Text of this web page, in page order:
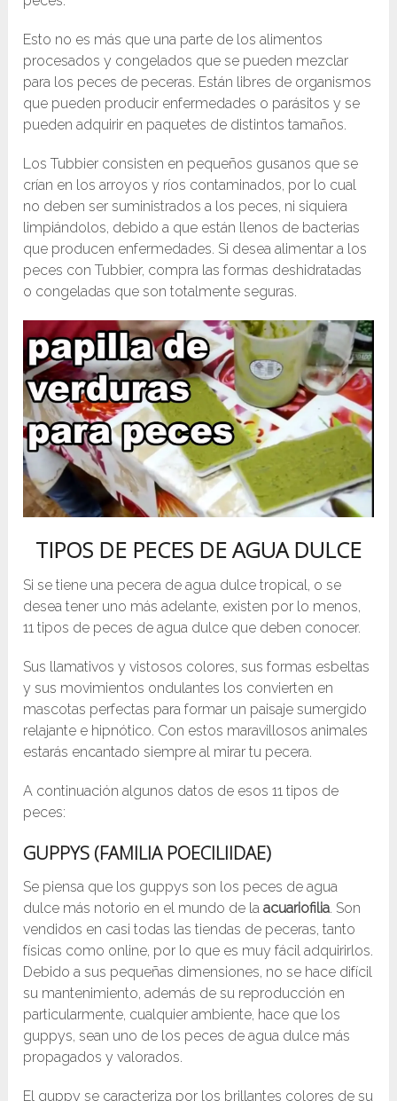
Esto no es más que una parte de los alimentos
procesados y congelados que se pueden mezclar
para los peces de peceras. Están libres de organismos
que pueden producir enfermedades o parásitos y se
pueden adquirir en paquetes de distintos tamaños.
Los Tubbier consisten en pequeños gusanos que se
crían en los arroyos y ríos contaminados, por lo cual
no deben ser suministrados a los peces, ni siquiera
limpiándolos, debido a que están llenos de bacterias
que producen enfermedades. Si desea alimentar a los
peces con Tubbier, compra las formas deshidratadas
o congeladas que son totalmente seguras.
TIPOS DE PECES DE AGUA DULCE
Si se tiene una pecera de agua dulce tropical, o se
desea tener uno más adelante, existen por lo menos,
11 tipos de peces de agua dulce que deben conocer.
Sus llamativos y vistosos colores, sus formas esbeltas
y sus movimientos ondulantes los convierten en
mascotas perfectas para formar un paisaje sumergido
relajante e hipnótico. Con estos maravillosos animales
estarás encantado siempre al mirar tu pecera.
A continuación algunos datos de esos 11 tipos de
peces:
GUPPYS (FAMILIA POECILIIDAE)
Se piensa que los guppys son los peces de agua
dulce más notorio en el mundo de laacuariofilia. Son
vendidos en casi todas las tiendas de peceras, tanto
físicas como online, por lo que es muy fácil adquirirlos.
Debido a sus pequeñas dimensiones, no se hace difícil
su mantenimiento, además de su reproducción en
particularmente, cualquier ambiente, hace que los
guppys, sean uno de los peces de agua dulce más
propagados y valorados.
El guppy se caracteriza por los brillantes colores de su